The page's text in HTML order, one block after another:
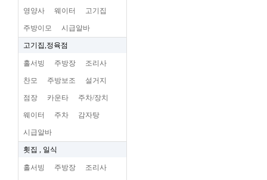
영양사 웨이터 고기집
주방이모 시급알바
고기집,정육점
홀서빙 주방장 조리사
찬모 주방보조 설거지
점장 카운타 주차/장치
웨이터 주차 감자탕
시급알바
횟집 , 일식
홀서빙 주방장 조리사